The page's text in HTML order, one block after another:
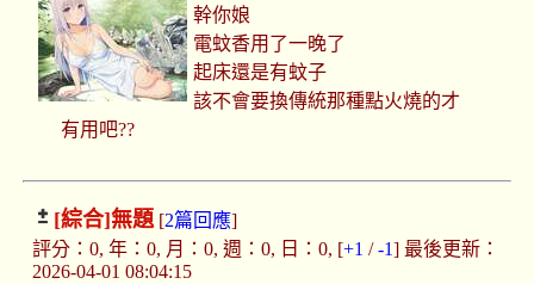
幹你娘
電蚊香用了一晚了
起床還是有蚊子
該不會要換傳統那種點火燒的才
有用吧??
[綜合]無題[2篇回應]
評分：0, 年：0, 月：0, 週：0, 日：0, [+1 /-1] 最後更新：
2026-04-01 08:04:15